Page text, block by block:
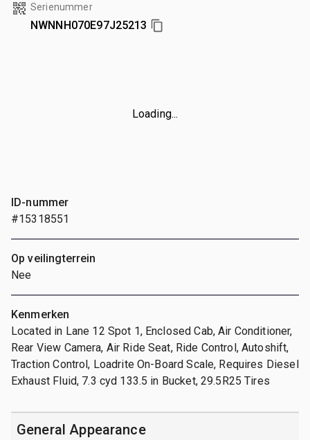
Serienummer
NWNNH070E97J25213
Loading...
ID-nummer
#15318551
Op veilingterrein
Nee
Kenmerken
Located in Lane 12 Spot 1, Enclosed Cab, Air Conditioner,
Rear View Camera, Air Ride Seat, Ride Control, Autoshift,
Traction Control, Loadrite On-Board Scale, Requires Diesel
Exhaust Fluid, 7.3 cyd 133.5 in Bucket, 29.5R25 Tires
General Appearance